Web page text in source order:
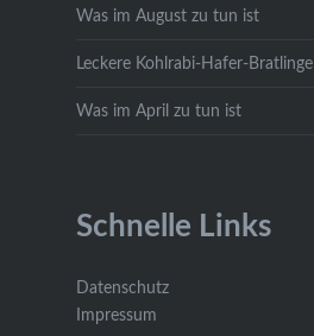
Was im August zu tun ist
Leckere Kohlrabi-Hafer-Bratlinge
Was im April zu tun ist
Schnelle Links
Datenschutz
Impressum